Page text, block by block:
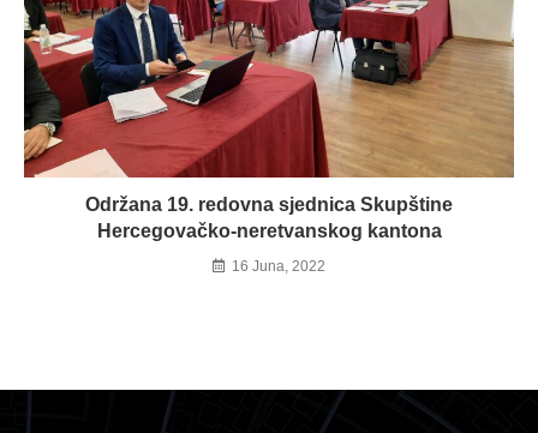
Održana 19. redovna sjednica Skupštine
Hercegovačko-neretvanskog kantona
16 Juna, 2022